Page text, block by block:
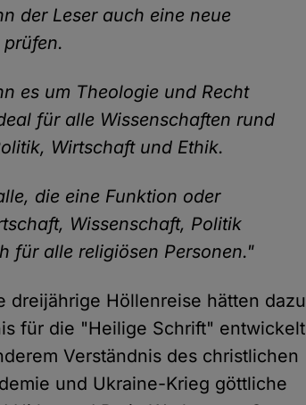
der Leser auch eine neue
es um Theologie und Recht
für alle Wissenschaften rund
Wirtschaft und Ethik.
die eine Funktion oder
Wissenschaft, Politik
für alle religiösen Personen."
dreijährige Höllenreise hätten dazu
für die "Heilige Schrift" entwickelt
Verständnis des christlichen
und Ukraine-Krieg göttliche